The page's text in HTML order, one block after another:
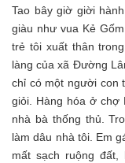
Tao bây giờ giời
giàu như vua Kẻ
trẻ tôi xuất thân
làng của xã Đường
chỉ có một người con
giỏi. Hàng hóa ở chợ
nhà bà thống thủ.
làm dâu nhà tôi. Em
mất sạch ruộng